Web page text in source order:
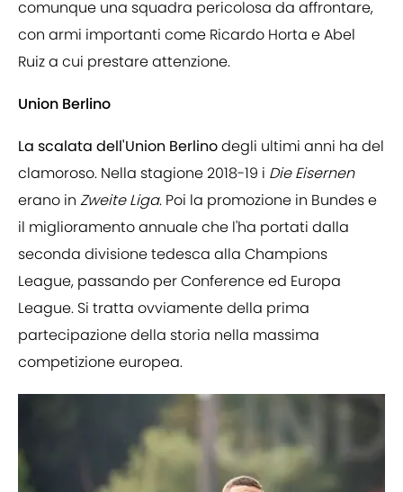
comunque una squadra pericolosa da affrontare,
con armi importanti come Ricardo Horta e Abel
Ruiz a cui prestare attenzione.
Union Berlino
La scalata dell'Union Berlinodegli ultimi anni ha del
clamoroso. Nella stagione 2018-19 i Die Eisernen
erano in Zweite Liga. Poi la promozione in Bundes e
il miglioramento annuale che l'ha portati dalla
seconda divisione tedesca alla Champions
League, passando per Conference ed Europa
League. Si tratta ovviamente della prima
partecipazione della storia nella massima
competizione europea.